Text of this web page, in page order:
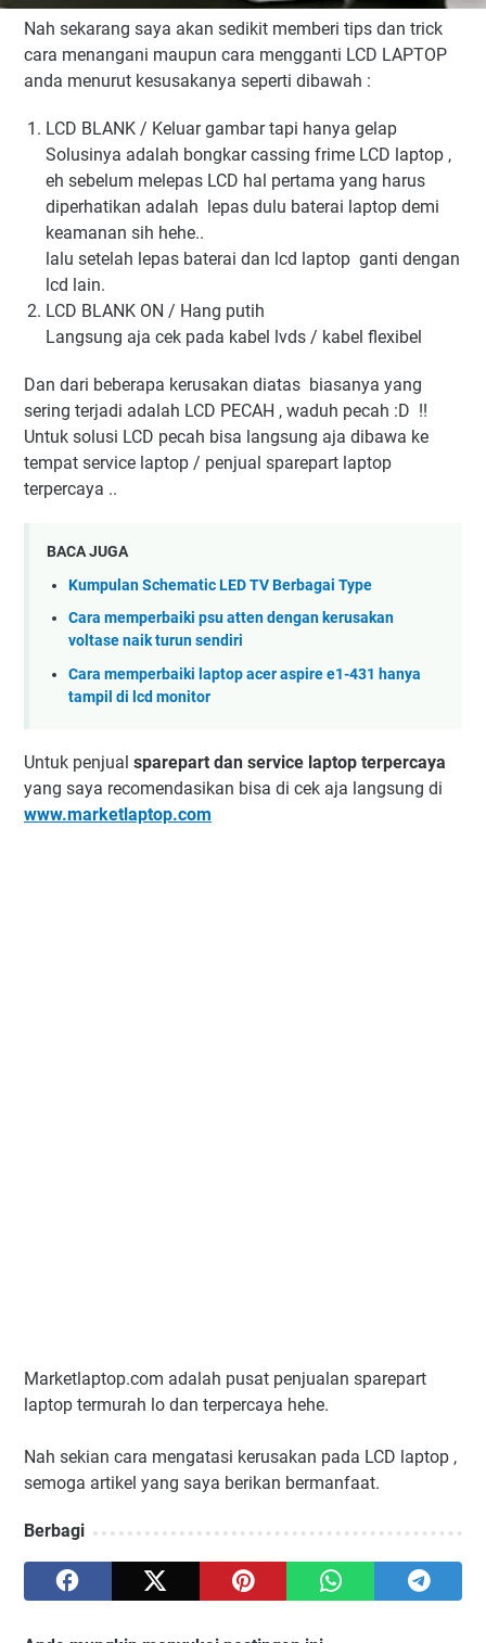
Nah sekarang saya akan sedikit memberi tips dan trick
cara menangani maupun cara mengganti LCD LAPTOP
anda menurut kesusakanya seperti dibawah :
LCD BLANK / Keluar gambar tapi hanya gelap
Solusinya adalah bongkar cassing frime LCD laptop ,
eh sebelum melepas LCD hal pertama yang harus
diperhatikan adalah lepas dulu baterai laptop demi
keamanan sih hehe..
lalu setelah lepas baterai dan lcd laptop ganti dengan
lcd lain.
LCD BLANK ON / Hang putih
Langsung aja cek pada kabel lvds / kabel flexibel
Dan dari beberapa kerusakan diatas biasanya yang
sering terjadi adalah LCD PECAH , waduh pecah :D !!
Untuk solusi LCD pecah bisa langsung aja dibawa ke
tempat service laptop / penjual sparepart laptop
terpercaya ..
BACA JUGA
Kumpulan Schematic LED TV Berbagai Type
Cara memperbaiki psu atten dengan kerusakan
voltase naik turun sendiri
Cara memperbaiki laptop acer aspire e1-431 hanya
tampil di lcd monitor
Untuk penjual sparepart dan service laptop terpercaya
yang saya recomendasikan bisa di cek aja langsung di
www.marketlaptop.com
Marketlaptop.com adalah pusat penjualan sparepart
laptop termurah lo dan terpercaya hehe.
Nah sekian cara mengatasi kerusakan pada LCD laptop ,
semoga artikel yang saya berikan bermanfaat.
Berbagi